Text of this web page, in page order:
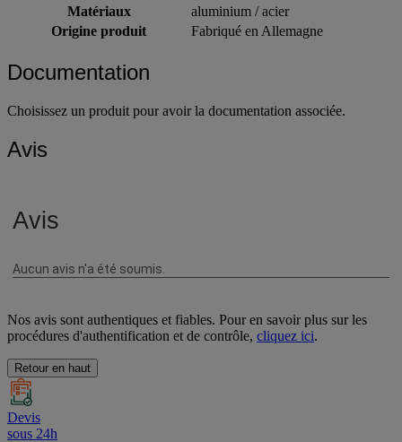
Matériaux
aluminium / acier
Origine produit
Fabriqué en Allemagne
Documentation
Choisissez un produit pour avoir la documentation associée.
Avis
Nos avis sont authentiques et fiables. Pour en savoir plus sur les
procédures d'authentification et de contrôle, cliquez ici.
Retour en haut
Devis
sous 24h